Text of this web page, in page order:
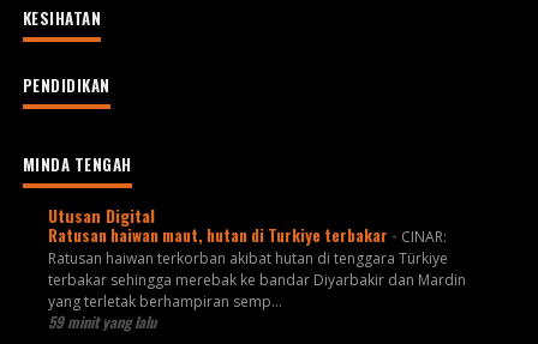
KESIHATAN
PENDIDIKAN
MINDA TENGAH
Utusan Digital
Ratusan haiwan maut, hutan di Turkiye terbakar - CINAR:
Ratusan haiwan terkorban akibat hutan di tenggara Türkiye
terbakar sehingga merebak ke bandar Diyarbakir dan Mardin
yang terletak berhampiran semp...
59 minit yang lalu